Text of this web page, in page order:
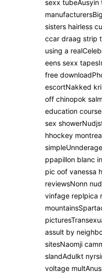
sexx tubeAusyin
sisters hairless
ccar draag strip
using a
eens sexx
free
escortNakked
off chinopok
education
sex
hhockey
ppapillon blanc
pic oof vanessa
reviewsNonn
vinfage replpica
assult by
sitesNaomji
slandAdulkt
voltage